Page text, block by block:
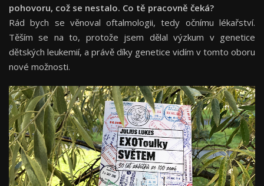
pohovoru, což se nestalo. Co tě pracovně čeká?
Rád bych se věnoval oftalmologii, tedy očnímu lékařství.
Těším se na to, protože jsem dělal výzkum v genetice
dětských leukemií, a právě díky genetice vidím v tomto oboru
nové možnosti.